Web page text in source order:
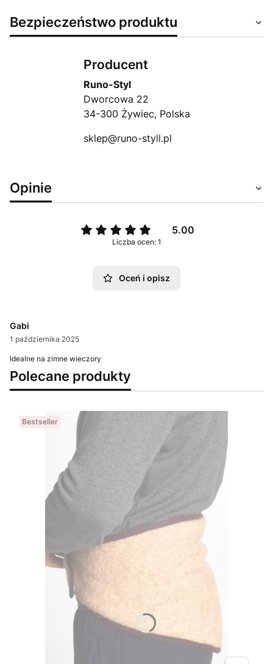
Bezpieczeństwo produktu
Producent
Runo-Styl
Dworcowa 22
34-300 Żywiec, Polska
sklep@runo-styll.pl
Opinie
5.00
Liczba ocen: 1
Oceń i opisz
Gabi
1 października 2025
Idealne na zimne wieczory
Polecane produkty
Bestseller